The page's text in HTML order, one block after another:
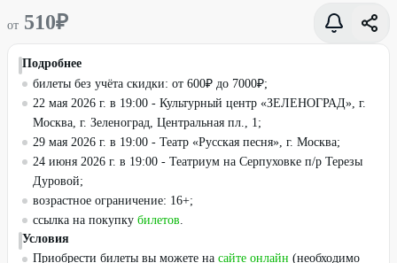
от 510₽
Подробнее
билеты без учёта скидки: от 600₽ до 7000₽;
22 мая 2026 г. в 19:00 - Культурный центр «ЗЕЛЕНОГРАД», г.
Москва, г. Зеленоград, Центральная пл., 1;
29 мая 2026 г. в 19:00 - Театр «Русская песня», г. Москва;
24 июня 2026 г. в 19:00 - Театриум на Серпуховке п/р Терезы
Дуровой;
возрастное ограничение: 16+;
ссылка на покупку билетов.
Условия
Приобрести билеты вы можете на сайте онлайн (необходимо